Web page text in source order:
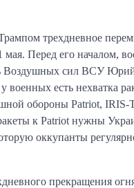
трехдневное
мая. Перед его началом,
Воздушных сил ВСУ
у военных есть нехватка
обороны Patriot, IRIS-
к Patriot нужны
оккупанты
прекращения